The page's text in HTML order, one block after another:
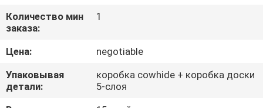
ПУТЕШЕСТВИЕ
ПРОВЕРКА
КАЧЕСТВА
Количество мин
заказа:
1
Цена:
negotiable
Упаковывая
детали:
коробка cowhide + коробка доски
5-слоя